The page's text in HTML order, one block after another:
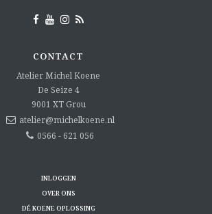
CONTACT
Atelier Michel Koene
De Seize 4
9001 XT Grou
atelier@michelkoene.nl
0566 - 621 056
INLOGGEN
OVER ONS
DÉ KOENE OPLOSSING